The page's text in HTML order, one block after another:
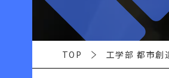
TOP 工学部 都市創